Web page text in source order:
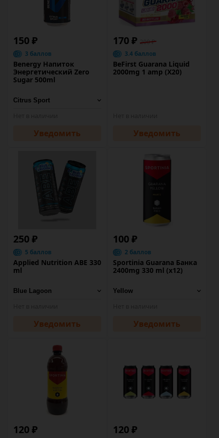
150 ₽
3 баллов
Benergy Напиток
Энергетический Zero
Sugar 500ml
Уведомить
170 ₽ 200 ₽
3.4 баллов
BeFirst Guarana Liquid
2000mg 1 amp (Х20)
Уведомить
250 ₽
5 баллов
Applied Nutrition ABE 330
ml
Уведомить
100 ₽
2 баллов
Sportinia Guarana Банка
2400mg 330 ml (х12)
Уведомить
120 ₽ 120 ₽